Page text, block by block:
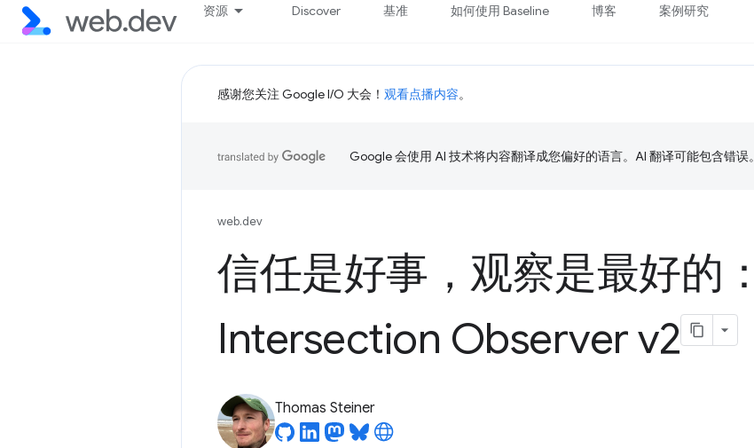
资源 Discover 基准 如何使用 Baseline 博客 案例研究
感谢您关注 Google I/O 大会！ 观看点播内容。
Google 会使用 AI 技术将内容翻译成您偏好的语言。AI 翻译可能包含错误。
web.dev
信任是好事，观察是最好的：
Intersection Observer v2
Thomas Steiner